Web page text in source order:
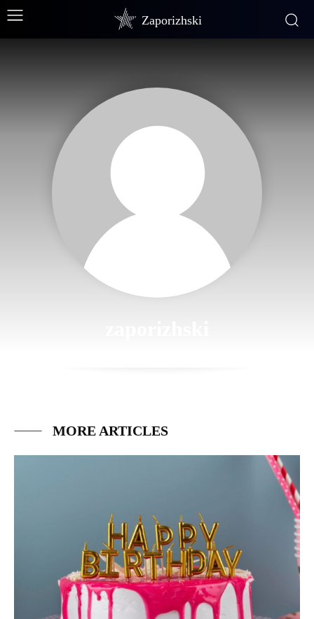
Zaporizhski
MORE ARTICLES